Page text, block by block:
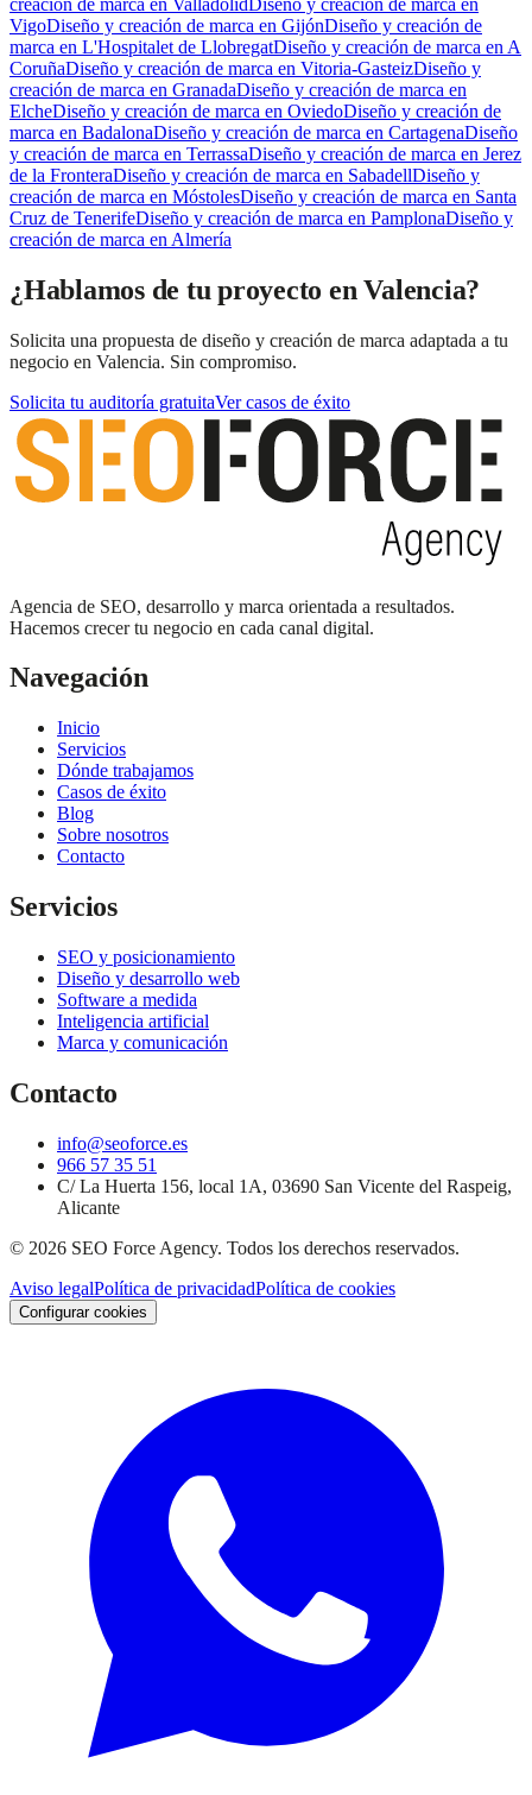
VigoDiseño y creación de marca en GijónDiseño y creación de
marca en L'Hospitalet de LlobregatDiseño y creación de marca en A
CoruñaDiseño y creación de marca en Vitoria-GasteizDiseño y
creación de marca en GranadaDiseño y creación de marca en
ElcheDiseño y creación de marca en OviedoDiseño y creación de
marca en BadalonaDiseño y creación de marca en CartagenaDiseño
y creación de marca en TerrassaDiseño y creación de marca en Jerez
de la FronteraDiseño y creación de marca en SabadellDiseño y
creación de marca en MóstolesDiseño y creación de marca en Santa
Cruz de TenerifeDiseño y creación de marca en PamplonaDiseño y
creación de marca en Almería
¿Hablamos de tu proyecto en Valencia?
Solicita una propuesta de diseño y creación de marca adaptada a tu
negocio en Valencia. Sin compromiso.
Solicita tu auditoría gratuitaVer casos de éxito
Agencia de SEO, desarrollo y marca orientada a resultados.
Hacemos crecer tu negocio en cada canal digital.
Navegación
Inicio
Servicios
Dónde trabajamos
Casos de éxito
Blog
Sobre nosotros
Contacto
Servicios
SEO y posicionamiento
Diseño y desarrollo web
Software a medida
Inteligencia artificial
Marca y comunicación
Contacto
info@seoforce.es
966 57 35 51
C/ La Huerta 156, local 1A, 03690 San Vicente del Raspeig,
Alicante
© 2026 SEO Force Agency. Todos los derechos reservados.
Aviso legalPolítica de privacidadPolítica de cookies
Configurar cookies